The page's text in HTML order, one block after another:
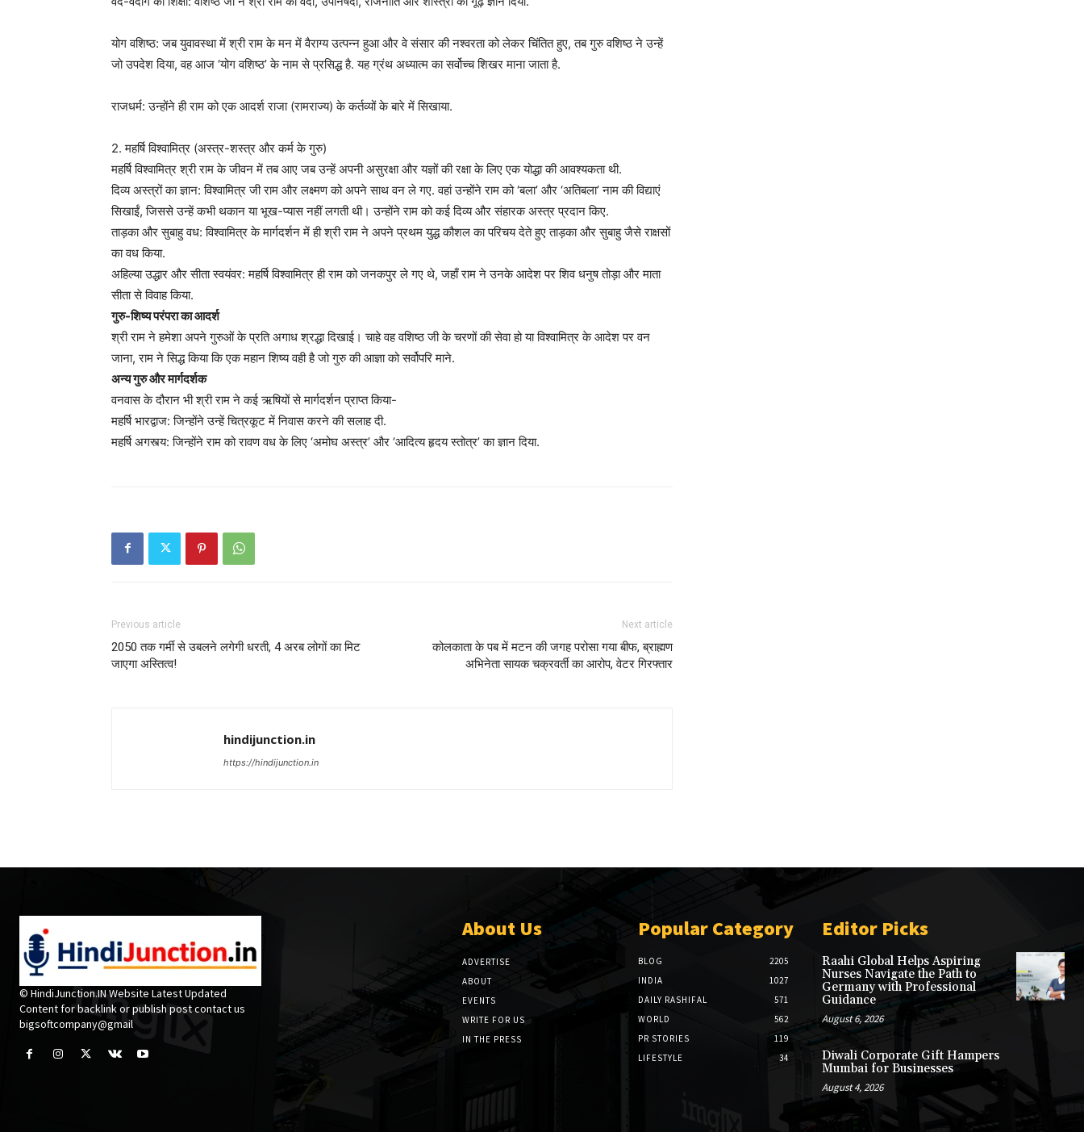
योग वशिष्ठ: जब युवावस्था में श्री राम के मन में वैराग्य उत्पन्न हुआ और वे संसार की नश्वरता को लेकर चिंतित हुए, तब गुरु वशिष्ठ ने उन्हें
जो उपदेश दिया, वह आज ‘योग वशिष्ठ’ के नाम से प्रसिद्ध है. यह ग्रंथ अध्यात्म का सर्वोच्च शिखर माना जाता है.
राजधर्म: उन्होंने ही राम को एक आदर्श राजा (रामराज्य) के कर्तव्यों के बारे में सिखाया.
2. महर्षि विश्वामित्र (अस्त्र-शस्त्र और कर्म के गुरु)
महर्षि विश्वामित्र श्री राम के जीवन में तब आए जब उन्हें अपनी असुरक्षा और यज्ञों की रक्षा के लिए एक योद्धा की आवश्यकता थी.
दिव्य अस्त्रों का ज्ञान: विश्वामित्र जी राम और लक्ष्मण को अपने साथ वन ले गए. वहां उन्होंने राम को ‘बला’ और ‘अतिबला’ नाम की विद्याएं
सिखाईं, जिससे उन्हें कभी थकान या भूख-प्यास नहीं लगती थी। उन्होंने राम को कई दिव्य और संहारक अस्त्र प्रदान किए.
ताड़का और सुबाहु वध: विश्वामित्र के मार्गदर्शन में ही श्री राम ने अपने प्रथम युद्ध कौशल का परिचय देते हुए ताड़का और सुबाहु जैसे राक्षसों
का वध किया.
अहिल्या उद्धार और सीता स्वयंवर: महर्षि विश्वामित्र ही राम को जनकपुर ले गए थे, जहाँ राम ने उनके आदेश पर शिव धनुष तोड़ा और माता
सीता से विवाह किया.
गुरु-शिष्य परंपरा का आदर्श
श्री राम ने हमेशा अपने गुरुओं के प्रति अगाध श्रद्धा दिखाई। चाहे वह वशिष्ठ जी के चरणों की सेवा हो या विश्वामित्र के आदेश पर वन
जाना, राम ने सिद्ध किया कि एक महान शिष्य वही है जो गुरु की आज्ञा को सर्वोपरि माने.
अन्य गुरु और मार्गदर्शक
वनवास के दौरान भी श्री राम ने कई ऋषियों से मार्गदर्शन प्राप्त किया-
महर्षि भारद्वाज: जिन्होंने उन्हें चित्रकूट में निवास करने की सलाह दी.
महर्षि अगस्त्य: जिन्होंने राम को रावण वध के लिए ‘अमोघ अस्त्र’ और ‘आदित्य हृदय स्तोत्र’ का ज्ञान दिया.
Previous article
2050 तक गर्मी से उबलने लगेगी धरती, 4 अरब लोगों का मिट
जाएगा अस्तित्व!
Next article
कोलकाता के पब में मटन की जगह परोसा गया बीफ, ब्राह्मण
अभिनेता सायक चक्रवर्ती का आरोप, वेटर गिरफ्तार
hindijunction.in
https://hindijunction.in
© HindiJunction.IN Website Latest Updated
Content for backlink or publish post contact us
bigsoftcompany@gmail
About Us
ADVERTISE
ABOUT
EVENTS
WRITE FOR US
IN THE PRESS
Popular Category
BLOG
2205
INDIA
1027
DAILY RASHIFAL
571
WORLD
562
PR STORIES
119
LIFESTYLE
34
Editor Picks
Raahi Global Helps Aspiring
Nurses Navigate the Path to
Germany with Professional
Guidance
August 6, 2026
Diwali Corporate Gift Hampers
Mumbai for Businesses
August 4, 2026